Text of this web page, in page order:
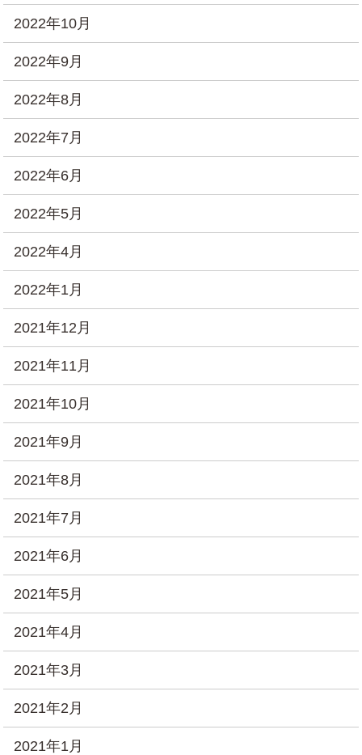
2022年10月
2022年9月
2022年8月
2022年7月
2022年6月
2022年5月
2022年4月
2022年1月
2021年12月
2021年11月
2021年10月
2021年9月
2021年8月
2021年7月
2021年6月
2021年5月
2021年4月
2021年3月
2021年2月
2021年1月